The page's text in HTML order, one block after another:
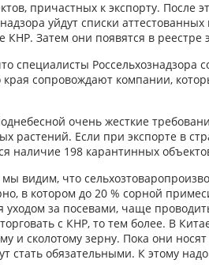
причастных к экспорту. После
уйдут списки
КНР. Затем они появятся в реестре
специалисты Россельхознадзора
края сопровождают компании,
очень жесткие
растений. Если при экспорте в
наличие 198 карантинных
видим, что
в котором до 20 % сорной
уходом за посевами, чаще
с КНР, то тем более. В
и сколотому зерну. Пока они
стать обязательными. К этому